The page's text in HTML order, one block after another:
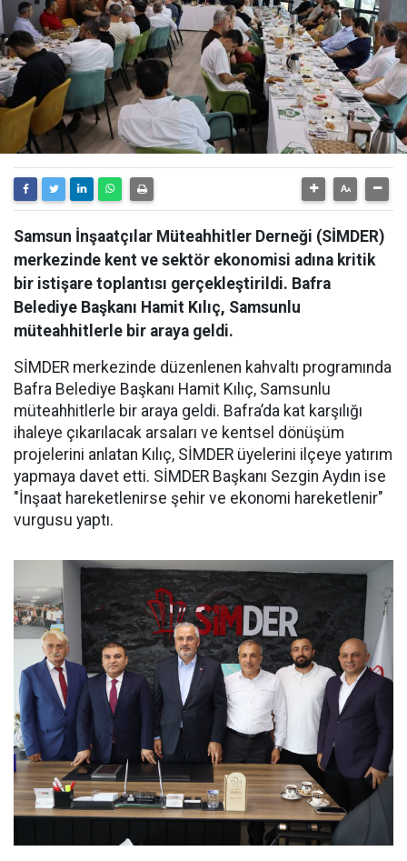
Samsun İnşaatçılar Müteahhitler Derneği (SİMDER)
merkezinde kent ve sektör ekonomisi adına kritik
bir istişare toplantısı gerçekleştirildi. Bafra
Belediye Başkanı Hamit Kılıç, Samsunlu
müteahhitlerle bir araya geldi.
SİMDER merkezinde düzenlenen kahvaltı programında
Bafra Belediye Başkanı Hamit Kılıç, Samsunlu
müteahhitlerle bir araya geldi. Bafra’da kat karşılığı
ihaleye çıkarılacak arsaları ve kentsel dönüşüm
projelerini anlatan Kılıç, SİMDER üyelerini ilçeye yatırım
yapmaya davet etti. SİMDER Başkanı Sezgin Aydın ise
"İnşaat hareketlenirse şehir ve ekonomi hareketlenir"
vurgusu yaptı.